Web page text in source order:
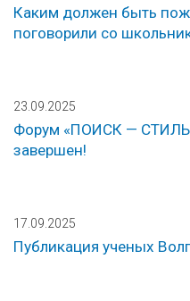
Каким должен быть
поговорили со
23.09.2025
Форум «ПОИСК —
завершен!
17.09.2025
Публикация ученых